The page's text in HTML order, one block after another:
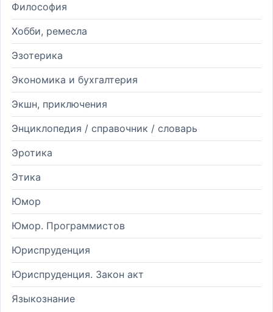
Философия
Хобби, ремесла
Эзотерика
Экономика и бухгалтерия
Экшн, приключения
Энциклопедия / справочник / словарь
Эротика
Этика
Юмор
Юмор. Программистов
Юриспруденция
Юриспруденция. Закон акт
Языкознание